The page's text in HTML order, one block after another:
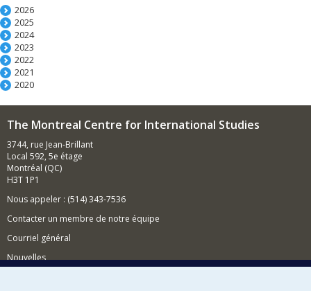
2026
2025
2024
2023
2022
2021
2020
The Montreal Centre for International Studies
3744, rue Jean-Brillant
Local 592, 5e étage
Montréal (QC)
H3T 1P1
Nous appeler : (514) 343-7536
Contacter un membre de notre équipe
Courriel général
Nouvelles